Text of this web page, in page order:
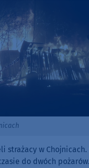
strażacy w Chojnicach.
do dwóch